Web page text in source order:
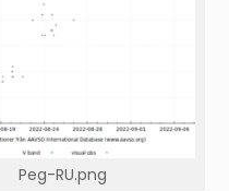
Peg-RU.png